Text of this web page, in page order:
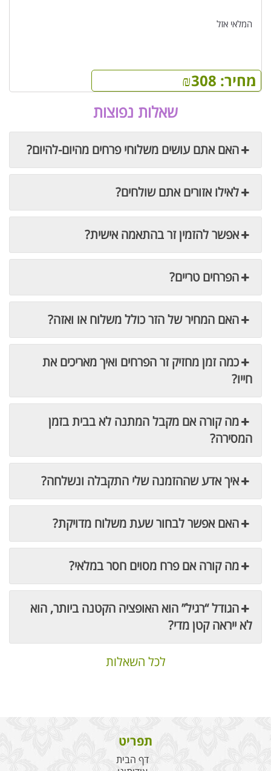
מחיר: ₪308
המלאי אזל
שאלות נפוצות
האם אתם עושים משלוחי פרחים מהיום-להיום?
לאילו אזורים אתם שולחים?
אפשר להזמין זר בהתאמה אישית?
הפרחים טריים?
האם המחיר של הזר כולל משלוח או ואזה?
כמה זמן מחזיק זר הפרחים ואיך מאריכים את
חייו?
מה קורה אם מקבל המתנה לא בבית בזמן
המסירה?
איך אדע שההזמנה שלי התקבלה ונשלחה?
האם אפשר לבחור שעת משלוח מדויקת?
מה קורה אם פרח מסוים חסר במלאי?
הגודל “רגיל” הוא האופציה הקטנה ביותר, הוא
לא ייראה קטן מדי?
לכל השאלות
תפריט
דף הבית